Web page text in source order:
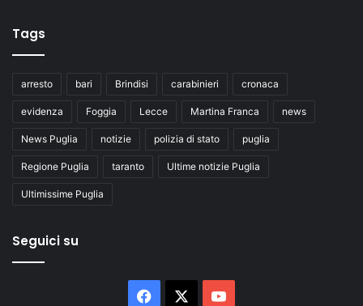
Tags
arresto bari Brindisi carabinieri cronaca
evidenza Foggia Lecce Martina Franca news
News Puglia notizie polizia di stato puglia
Regione Puglia taranto Ultime notizie Puglia
Ultimissime Puglia
Seguici su
Facebook